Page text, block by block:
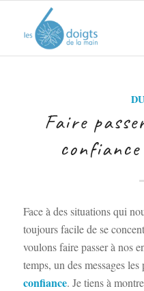
Faire
Face à des situations qui
toujours facile de se
voulons faire passer à nos
temps, un des messages
confiance. Je tiens à